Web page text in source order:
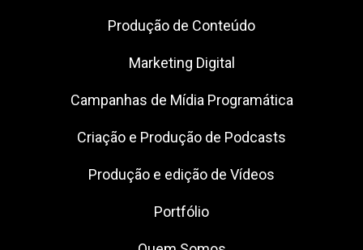
Produção de Conteúdo
Marketing Digital
Campanhas de Mídia Programática
Criação e Produção de Podcasts
Produção e edição de Vídeos
Portfólio